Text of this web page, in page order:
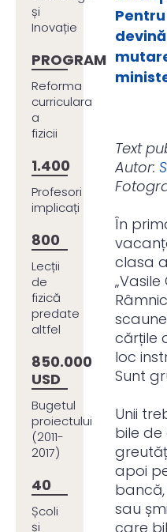
și
Inovație
PROGRAM
Reforma
curriculara
a
fizicii
1.400
Profesori
implicați
800
Lecții
de
fizică
predate
altfel
850.000
USD
Bugetul
proiectului
(2011-
2017)
40
Școli
și
Text
Autor:
În
clasa
cărțile
loc
Sunt
Unii
bile de
apoi
sau
care